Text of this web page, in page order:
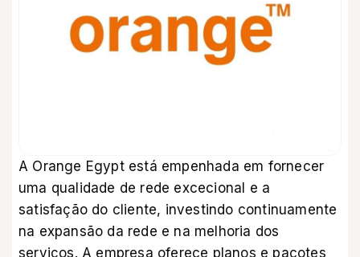
A Orange Egypt está empenhada em fornecer
uma qualidade de rede excecional e a
satisfação do cliente, investindo continuamente
na expansão da rede e na melhoria dos
serviços. A empresa oferece planos e pacotes